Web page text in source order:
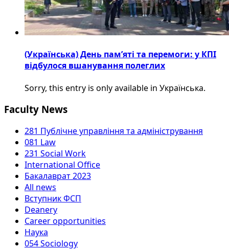
(Українська) День пам’яті та перемоги: у КПІ
відбулося вшанування полеглих
Sorry, this entry is only available in Українська.
Faculty News
281 Публічне управління та адміністрування
081 Law
231 Social Work
International Office
Бакалаврат 2023
All news
Вступник ФСП
Deanery
Career opportunities
Наука
054 Sociology